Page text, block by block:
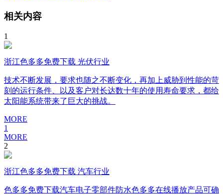
相关内容
1
浙江色多多免费下载 光伏行业
技术不断发展，要求也随之不断变化，再加上威胁到性能的苛
刻的运行条件、以及客户对长达数十年的使用寿命要求，都给
太阳能系统带来了巨大的挑战。
MORE
1
MORE
2
浙江色多多免费下载 汽车行业
色多多免费下载汽车电子零部件防水色多多在线播放产品可确